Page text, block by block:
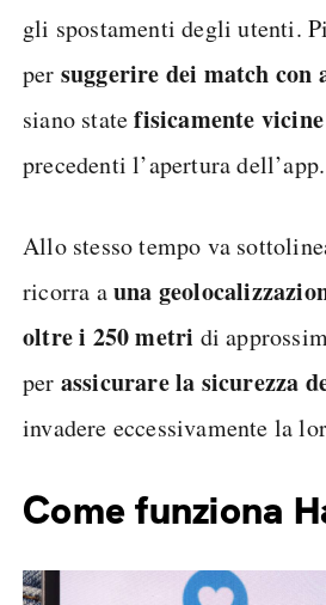
gli spostamenti degli utenti.
per suggerire dei match con
siano statefisicamente
precedenti l’apertura dell’app.
Allo stesso tempo va
ricorra auna
oltre i 250 metri di
per assicurare la sicurezza
invadere eccessivamente la
Come funziona